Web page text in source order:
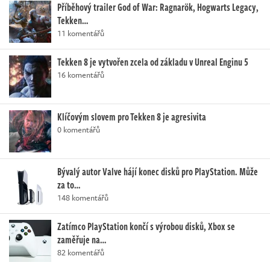
Příběhový trailer God of War: Ragnarök, Hogwarts Legacy,
Tekken…
11 komentářů
Tekken 8 je vytvořen zcela od základu v Unreal Enginu 5
16 komentářů
Klíčovým slovem pro Tekken 8 je agresivita
0 komentářů
Bývalý autor Valve hájí konec disků pro PlayStation. Může
za to…
148 komentářů
Zatímco PlayStation končí s výrobou disků, Xbox se
zaměřuje na…
82 komentářů